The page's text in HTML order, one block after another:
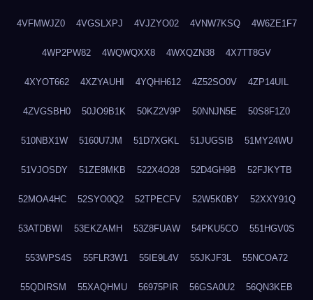
4VFMWJZ0 4VGSLXPJ 4VJZYO02 4VNW7KSQ 4W6ZE1F7
4WP2PW82 4WQWQXX8 4WXQZN38 4X7TT8GV
4XYOT662 4XZYAUHI 4YQHH612 4Z52SO0V 4ZP14UIL
4ZVGSBH0 50JO9B1K 50KZ2V9P 50NNJN5E 50S8F1Z0
510NBX1W 5160U7JM 51D7XGKL 51JUGSIB 51MY24WU
51VJOSDY 51ZE8MKB 522X4O28 52D4GH9B 52FJKYTB
52MOA4HC 52SYO0Q2 52TPECFV 52W5K0BY 52XXY91Q
53ATDBWI 53EKZAMH 53Z8FUAW 54PKU5CO 551HGV0S
553WPS4S 55FLR3W1 55IE9L4V 55JKJF3L 55NCOA72
55QDIRSM 55XAQHMU 56975PIR 56GSA0U2 56QN3KEB